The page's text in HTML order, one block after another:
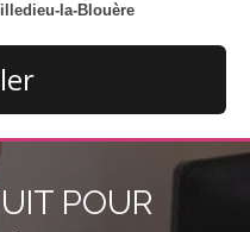
la-Blouère
POUR